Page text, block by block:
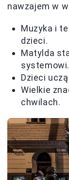
nawzajem w
Muzyka i
dzieci.
Matylda
systemowi.
Dzieci
Wielkie
chwilach.